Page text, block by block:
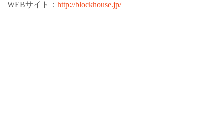
WEBサイト： http://blockhouse.jp/